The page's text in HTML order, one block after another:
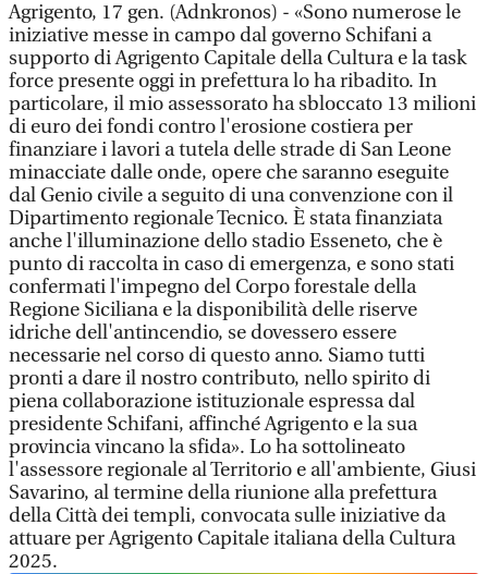
Agrigento, 17 gen. (Adnkronos) - «Sono numerose le
iniziative messe in campo dal governo Schifani a
supporto di Agrigento Capitale della Cultura e la task
force presente oggi in prefettura lo ha ribadito. In
particolare, il mio assessorato ha sbloccato 13 milioni
di euro dei fondi contro l'erosione costiera per
finanziare i lavori a tutela delle strade di San Leone
minacciate dalle onde, opere che saranno eseguite
dal Genio civile a seguito di una convenzione con il
Dipartimento regionale Tecnico. È stata finanziata
anche l'illuminazione dello stadio Esseneto, che è
punto di raccolta in caso di emergenza, e sono stati
confermati l'impegno del Corpo forestale della
Regione Siciliana e la disponibilità delle riserve
idriche dell'antincendio, se dovessero essere
necessarie nel corso di questo anno. Siamo tutti
pronti a dare il nostro contributo, nello spirito di
piena collaborazione istituzionale espressa dal
presidente Schifani, affinché Agrigento e la sua
provincia vincano la sfida». Lo ha sottolineato
l'assessore regionale al Territorio e all'ambiente, Giusi
Savarino, al termine della riunione alla prefettura
della Città dei templi, convocata sulle iniziative da
attuare per Agrigento Capitale italiana della Cultura
2025.